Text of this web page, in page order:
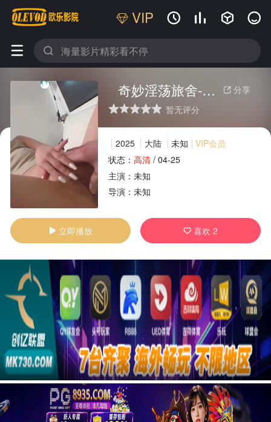
VIP    
 
 分享
奇妙淫荡旅舍-米苏
很差较差还行推荐力荐 暂无评分
2025 大陆 未知
VIP会员
状态： 高清/ 04-25
主演： 未知
导演： 未知
 立即播放  喜欢2
广告